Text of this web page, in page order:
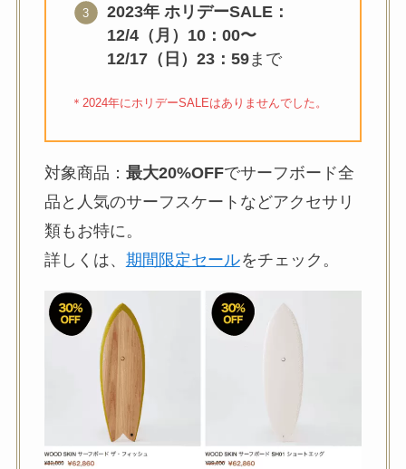
2023年 ホリデーSALE：
12/4（月）10：00〜
12/17（日）23：59まで
＊2024年にホリデーSALEはありませんでした。
対象商品： 最大20%OFFでサーフボード全
品と人気のサーフスケートなどアクセサリ
類もお特に。
詳しくは、 期間限定セールをチェック。